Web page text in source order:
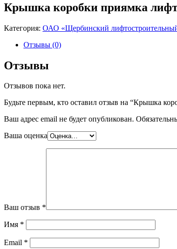
Крышка коробки приямка
Категория: ОАО «Щербинский
Отзывы (0)
Отзывы
Отзывов пока нет.
Будьте первым, кто оставил отзыв на “Крышка
Ваш адрес email не будет опубликован.
Ваша оценка
Ваш отзыв *
Имя *
Email *